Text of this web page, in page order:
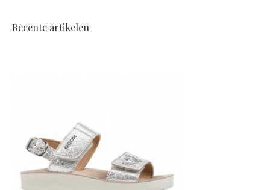
Recente artikelen